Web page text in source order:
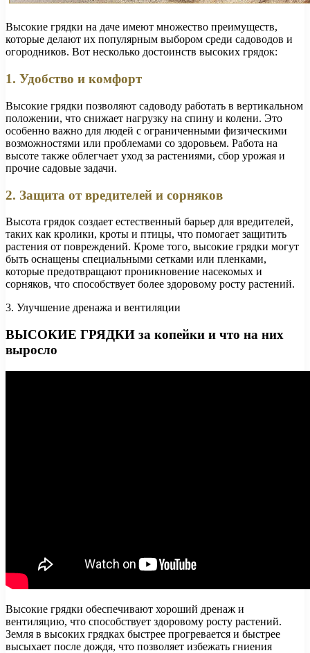
Высокие грядки на даче имеют множество преимуществ,
которые делают их популярным выбором среди садоводов и
огородников. Вот несколько достоинств высоких грядок:
1. Удобство и комфорт
Высокие грядки позволяют садоводу работать в вертикальном
положении, что снижает нагрузку на спину и колени. Это
особенно важно для людей с ограниченными физическими
возможностями или проблемами со здоровьем. Работа на
высоте также облегчает уход за растениями, сбор урожая и
прочие садовые задачи.
2. Защита от вредителей и сорняков
Высота грядок создает естественный барьер для вредителей,
таких как кролики, кроты и птицы, что помогает защитить
растения от повреждений. Кроме того, высокие грядки могут
быть оснащены специальными сетками или пленками,
которые предотвращают проникновение насекомых и
сорняков, что способствует более здоровому росту растений.
3. Улучшение дренажа и вентиляции
ВЫСОКИЕ ГРЯДКИ за копейки и что на них
выросло
Высокие грядки обеспечивают хороший дренаж и
вентиляцию, что способствует здоровому росту растений.
Земля в высоких грядках быстрее прогревается и быстрее
высыхает после дождя, что позволяет избежать гниения